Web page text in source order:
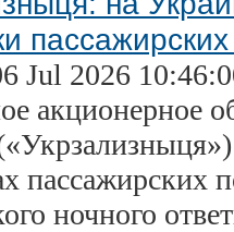
Jul 2026
акционерное
пассажирских
ночного